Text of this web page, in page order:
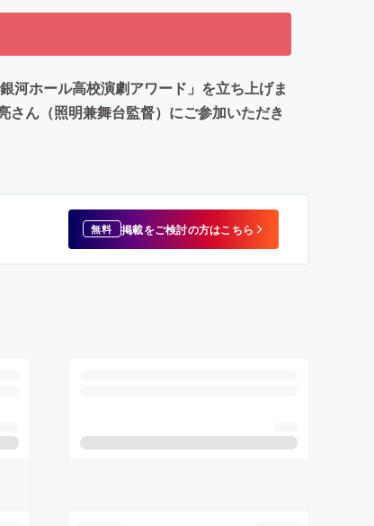
河ホール高校演劇アワード」を立ち上げま
ん（照明兼舞台監督）にご参加いただき
無料 掲載をご検討の方はこちら